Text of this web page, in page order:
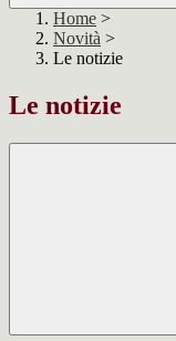
Home >
Novità >
Le notizie
Le notizie